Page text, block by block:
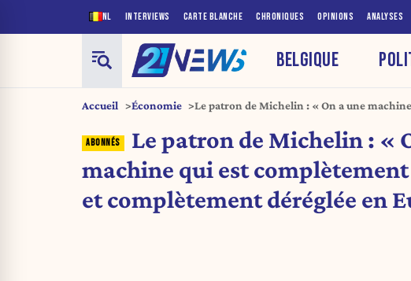
NL INTERVIEWS CARTE BLANCHE CHRONIQUES OPINIONS ANALYSES
BELGIQUE
Accueil Économie
Le patron de Michelin : « On a une
Le patron de Michelin : «
machine qui est
et complètement déréglée en